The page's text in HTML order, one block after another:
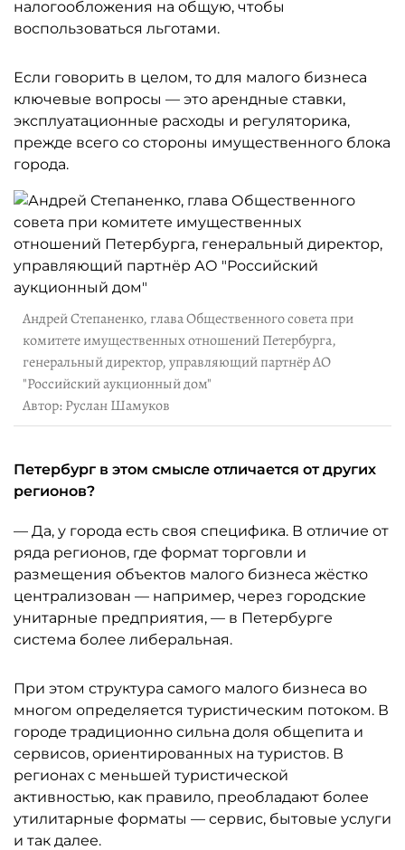
налогообложения на общую, чтобы
воспользоваться льготами.
Если говорить в целом, то для малого бизнеса
ключевые вопросы — это арендные ставки,
эксплуатационные расходы и регуляторика,
прежде всего со стороны имущественного блока
города.
Андрей Степаненко, глава Общественного совета при
комитете имущественных отношений Петербурга,
генеральный директор, управляющий партнёр АО
"Российский аукционный дом"
Автор: Руслан Шамуков
Петербург в этом смысле отличается от других
регионов?
— Да, у города есть своя специфика. В отличие от
ряда регионов, где формат торговли и
размещения объектов малого бизнеса жёстко
централизован — например, через городские
унитарные предприятия, — в Петербурге
система более либеральная.
При этом структура самого малого бизнеса во
многом определяется туристическим потоком. В
городе традиционно сильна доля общепита и
сервисов, ориентированных на туристов. В
регионах с меньшей туристической
активностью, как правило, преобладают более
утилитарные форматы — сервис, бытовые услуги
и так далее.